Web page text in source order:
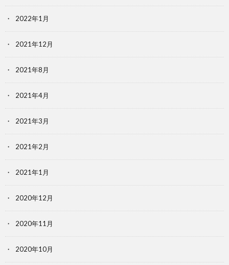
2022年1月
2021年12月
2021年8月
2021年4月
2021年3月
2021年2月
2021年1月
2020年12月
2020年11月
2020年10月